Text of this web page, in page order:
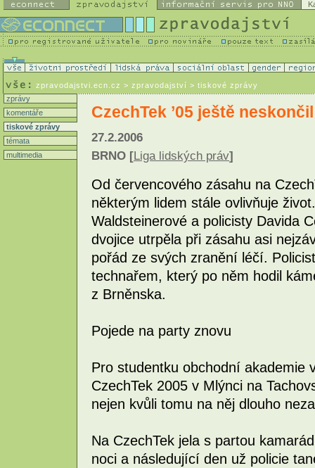
zpravodajstvi.ecn.cz > zpravodajství > tiskové zprávy
zprávy
komentáře
tiskové zprávy
témata
multimedia
CzechTek ’05 ještě neskončil
27.2.2006
BRNO [Liga lidských práv]
Od červencového zásahu na
některým lidem stále ovlivňuje
Waldsteinerové a policisty Davida
dvojice utrpěla při zásahu asi
pořád ze svých zranění léčí.
technařem, který po něm hodil
z Brněnska.
Pojede na party znovu
Pro studentku obchodní akademie
CzechTek 2005 v Mlýnci na
nejen kvůli tomu na něj dlouho
Na CzechTek jela s partou
noci a následující den už policie